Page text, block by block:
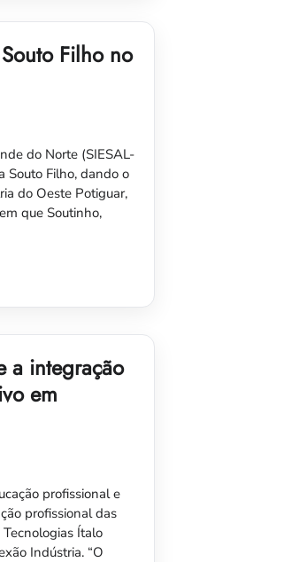
Filho no
do Norte (SIESAL-
Souto Filho, dando o
do Oeste Potiguar,
que Soutinho,
a integração
em
profissional e
profissional das
Ítalo
Indústria. “O